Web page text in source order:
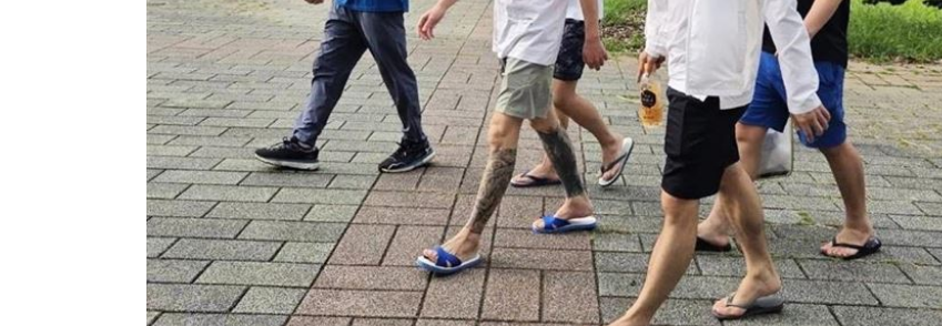
台灣彩券開獎直播中 20:31
LIVE三立+24小時直播 15:27
三立iNEWS新聞台線上直播 18:00
商場戰國來臨 台中「頂奢大道」逐漸成形 12:00
台彩父親節推新刮刮樂千萬頭獎超「爸」氣 12:00
「拍片人的多重宇宙」職涯論壇9/12登場！ 10:30